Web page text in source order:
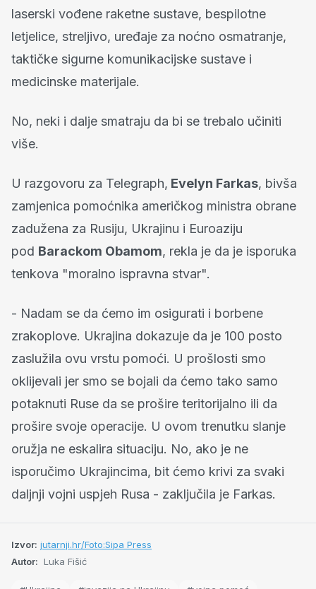
laserski vođene raketne sustave, bespilotne
letjelice, streljivo, uređaje za noćno osmatranje,
taktičke sigurne komunikacijske sustave i
medicinske materijale.
No, neki i dalje smatraju da bi se trebalo učiniti
više.
U razgovoru za Telegraph, Evelyn Farkas, bivša
zamjenica pomoćnika američkog ministra obrane
zadužena za Rusiju, Ukrajinu i Euroaziju
pod Barackom Obamom, rekla je da je isporuka
tenkova "moralno ispravna stvar".
- Nadam se da ćemo im osigurati i borbene
zrakoplove. Ukrajina dokazuje da je 100 posto
zaslužila ovu vrstu pomoći. U prošlosti smo
oklijevali jer smo se bojali da ćemo tako samo
potaknuti Ruse da se prošire teritorijalno ili da
prošire svoje operacije. U ovom trenutku slanje
oružja ne eskalira situaciju. No, ako je ne
isporučimo Ukrajincima, bit ćemo krivi za svaki
daljnji vojni uspjeh Rusa - zaključila je Farkas.
Izvor: jutarnji.hr/Foto:Sipa Press
Autor: Luka Fišić